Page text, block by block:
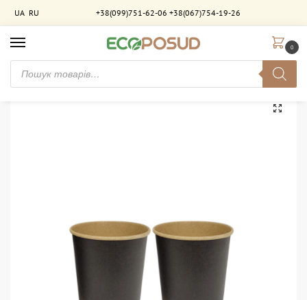
UA RU +38(099)751-62-06 +38(067)754-19-26
0
Головна / Стакани паперові Стакан паперовий 185 мл. двошаровий Чорний-Крафт. 600 шт/ящ